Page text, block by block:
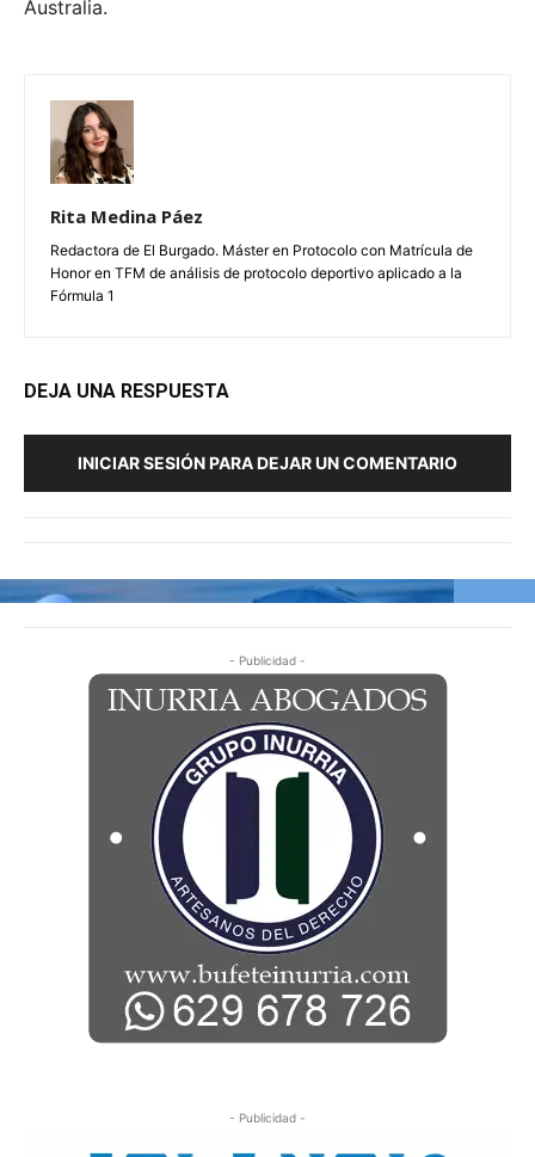
Australia.
Rita Medina Páez
Redactora de El Burgado. Máster en Protocolo con Matrícula de
Honor en TFM de análisis de protocolo deportivo aplicado a la
Fórmula 1
DEJA UNA RESPUESTA
INICIAR SESIÓN PARA DEJAR UN COMENTARIO
- Publicidad -
- Publicidad -